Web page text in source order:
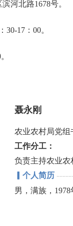
河北路1678号。
17：00。
聂永刚
农业农村局党组
工作分工：
负责主持农业农
▎个人简历
男，满族，